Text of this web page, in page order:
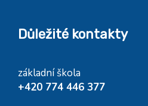
Důležité kontakty
základní škola
+420 774 446 377